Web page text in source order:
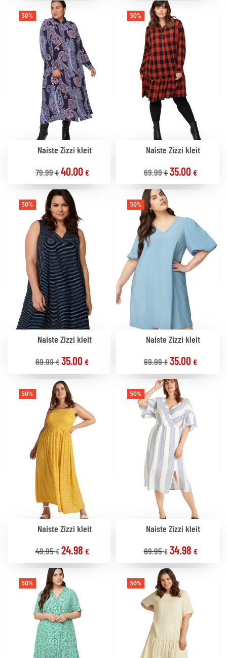
50%
Naiste Zizzi kleit
79.99€ 40.00 €
50%
Naiste Zizzi kleit
69.99€ 35.00 €
50%
Naiste Zizzi kleit
69.99€ 35.00 €
50%
Naiste Zizzi kleit
69.99€ 35.00 €
50%
Naiste Zizzi kleit
49.95€ 24.98 €
50%
Naiste Zizzi kleit
69.95€ 34.98 €
50% 50%